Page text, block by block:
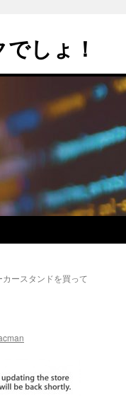
しょ！
ースタンドを買って